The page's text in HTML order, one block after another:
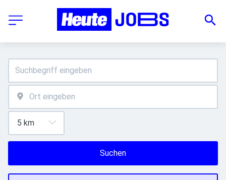
Suchen